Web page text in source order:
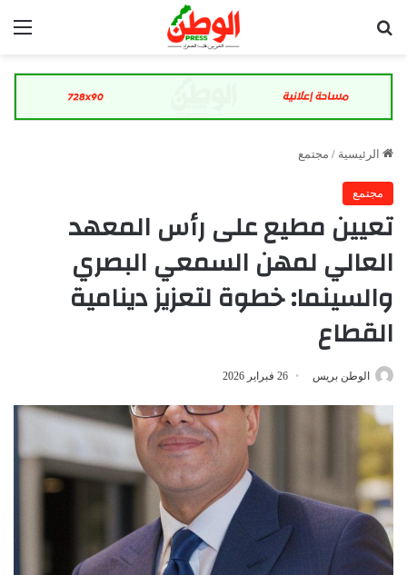
الرئيسية / مجتمع
مجتمع
تعيين مطيع على رأس المعهد
العالي لمهن السمعي البصري
والسينما: خطوة لتعزيز دينامية
القطاع
الوطن بريس 26 فبراير 2026